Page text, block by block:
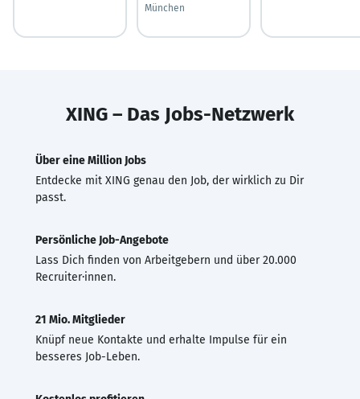
München
XING – Das Jobs-Netzwerk
Über eine Million Jobs
Entdecke mit XING genau den Job, der wirklich zu Dir
passt.
Persönliche Job-Angebote
Lass Dich finden von Arbeitgebern und über 20.000
Recruiter·innen.
21 Mio. Mitglieder
Knüpf neue Kontakte und erhalte Impulse für ein
besseres Job-Leben.